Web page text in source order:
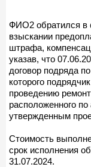
ФИО2 обратился в
взыскании
штрафа,
указав, что
договор подряда
которого
проведению
расположенного
утвержденным
Стоимость
срок исполнения
31.07.2024.